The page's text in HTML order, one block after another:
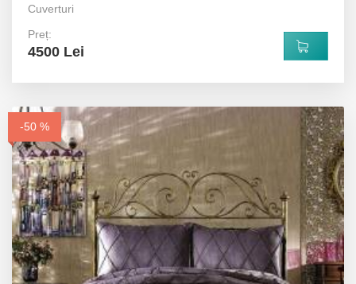
Cuverturi
Preț:
4500 Lei
-50 %